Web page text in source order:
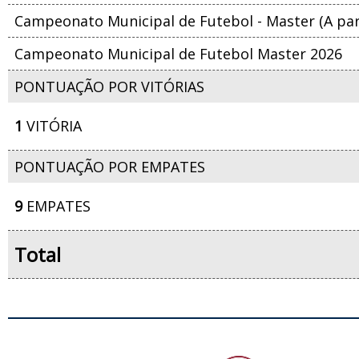
Campeonato Municipal de Futebol - Master (A
Campeonato Municipal de Futebol Master 2026
PONTUAÇÃO POR VITÓRIAS
1 VITÓRIA
PONTUAÇÃO POR EMPATES
9EMPATES
Total